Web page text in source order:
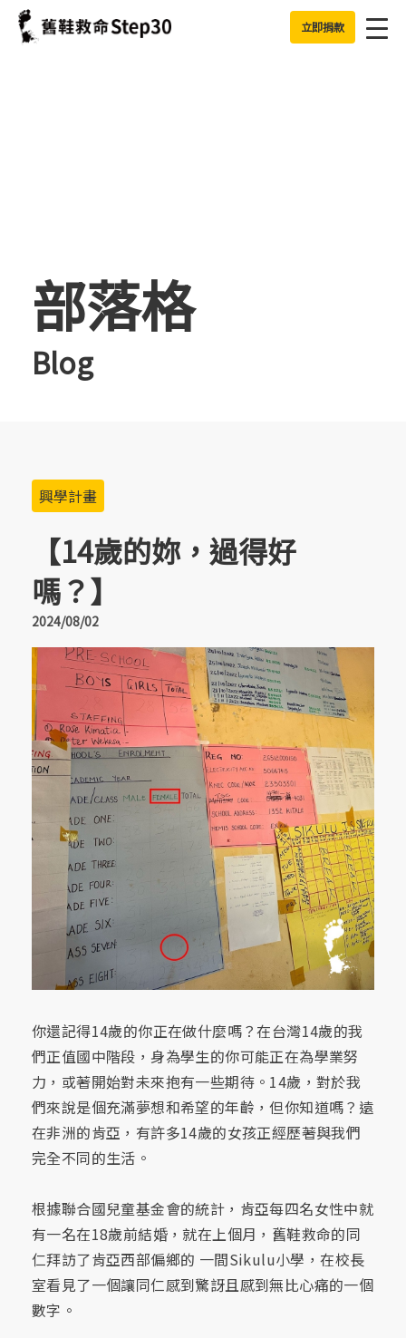
Jump to Navigation
Jump to Main content
部落格
Blog
興學計畫
【14歲的妳，過得好
嗎？】
2024/08/02
你還記得14歲的你正在做什麼嗎？在台灣14歲的我
們正值國中階段，身為學生的你可能正在為學業努
力，或著開始對未來抱有一些期待。14歲，對於我
們來說是個充滿夢想和希望的年齡，但你知道嗎？遠
在非洲的肯亞，有許多14歲的女孩正經歷著與我們
完全不同的生活。
根據聯合國兒童基金會的統計，肯亞每四名女性中就
有一名在18歲前結婚，就在上個月，舊鞋救命的同
仁拜訪了肯亞西部偏鄉的 一間Sikulu小學，在校長
室看見了一個讓同仁感到驚訝且感到無比心痛的一個
數字。
立即捐款